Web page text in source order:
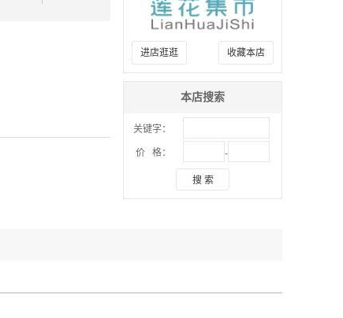
进店逛逛 收藏本店
本店搜索
关键字：
价 格： -
搜 索